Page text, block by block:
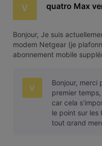
V quatro Max
Bonjour, Je suis
modem Netgear (je
abonnement mobile
énorme ? - Que me
V
Bonjour, merci
premier
car cela
le point sur les
tout grand